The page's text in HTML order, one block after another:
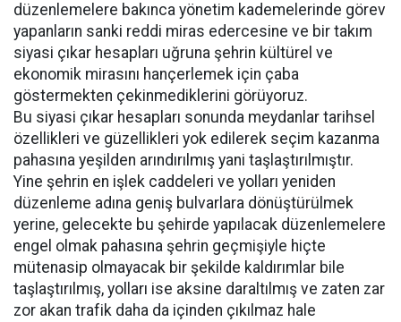
düzenlemelere bakınca yönetim kademelerinde görev
yapanların sanki reddi miras edercesine ve bir takım
siyasi çıkar hesapları uğruna şehrin kültürel ve
ekonomik mirasını hançerlemek için çaba
göstermekten çekinmediklerini görüyoruz.
Bu siyasi çıkar hesapları sonunda meydanlar tarihsel
özellikleri ve güzellikleri yok edilerek seçim kazanma
pahasına yeşilden arındırılmış yani taşlaştırılmıştır.
Yine şehrin en işlek caddeleri ve yolları yeniden
düzenleme adına geniş bulvarlara dönüştürülmek
yerine, gelecekte bu şehirde yapılacak düzenlemelere
engel olmak pahasına şehrin geçmişiyle hiçte
mütenasip olmayacak bir şekilde kaldırımlar bile
taşlaştırılmış, yolları ise aksine daraltılmış ve zaten zar
zor akan trafik daha da içinden çıkılmaz hale